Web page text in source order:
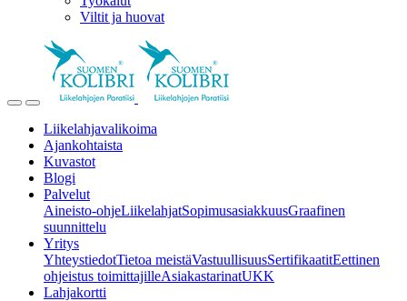
Viltit ja huovat
Liikelahjavalikoima
Ajankohtaista
Kuvastot
Blogi
Palvelut
Aineisto-ohjeLiikelahjatSopimusasiakkuusGraafinen
suunnittelu
Yritys
YhteystiedotTietoa meistäVastuullisuusSertifikaatitEettinen
ohjeistus toimittajilleAsiakastarinatUKK
Lahjakortti